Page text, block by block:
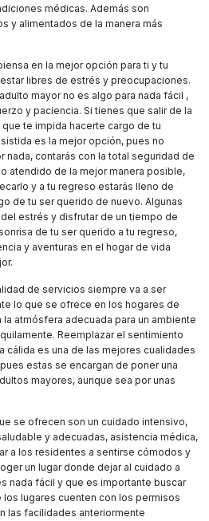
médicas. Además son
y alimentados de la manera más
en la mejor opción para ti y tu
libres de estrés y preocupaciones.
mayor no es algo para nada fácil ,
y paciencia. Si tienes que salir de la
te impida hacerte cargo de tu
es la mejor opción, pues no
nada, contarás con la total seguridad de
atendido de la mejor manera posible,
y a tu regreso estarás lleno de
de tu ser querido de nuevo. Algunas
estrés y disfrutar de un tiempo de
de tu ser querido a tu regreso,
y aventuras en el hogar de vida
de servicios siempre va a ser
lo que se ofrece en los hogares de
atmósfera adecuada para un ambiente
Reemplazar el sentimiento
cálida es una de las mejores cualidades
estas se encargan de poner una
mayores, aunque sea por unas
se ofrecen son un cuidado intensivo,
y adecuadas, asistencia médica,
a los residentes a sentirse cómodos y
un lugar donde dejar al cuidado a
nada fácil y que es importante buscar
lugares cuenten con los permisos
las facilidades anteriormente